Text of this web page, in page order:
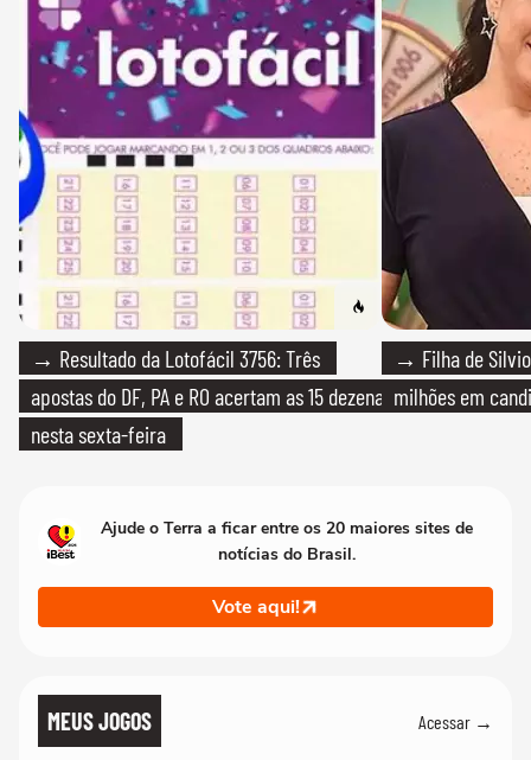
→ Resultado da Lotofácil 3756: Três
apostas do DF, PA e RO acertam as 15 dezenas
nesta sexta-feira
→ Filha de Silvio
milhões em
Ajude o Terra a ficar entre os 20 maiores sites de
notícias do Brasil.
Vote aqui!
MEUS JOGOS Acessar →